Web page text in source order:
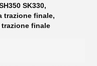
SK330,
trazione finale,
finale